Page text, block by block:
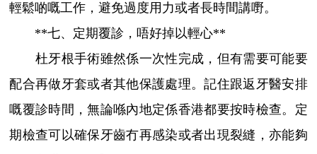
輕鬆啲嘅工作，避免過度用力或者長時間講嘢。
**七、定期覆診，唔好掉以輕心**
杜牙根手術雖然係一次性完成，但有需要可能要
配合再做牙套或者其他保護處理。記住跟返牙醫安排
嘅覆診時間，無論喺內地定係香港都要按時檢查。定
期檢查可以確保牙齒冇再感染或者出現裂縫，亦能夠